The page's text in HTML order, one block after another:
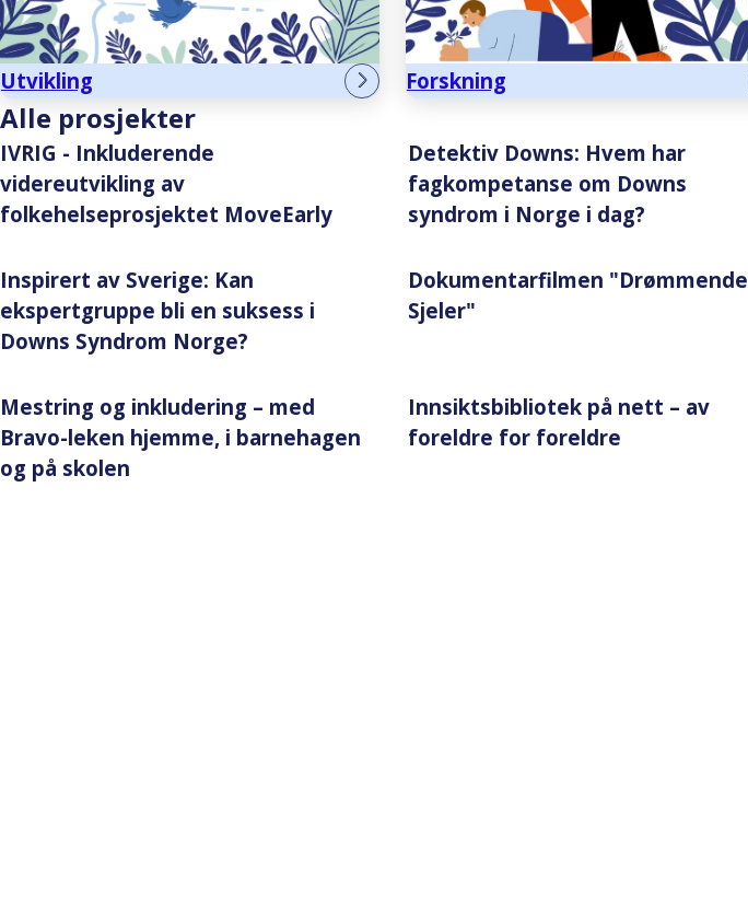
Utvikling Forskning
Alle prosjekter
IVRIG - Inkluderende
videreutvikling av
folkehelseprosjektet MoveEarly
Detektiv Downs: Hvem har
fagkompetanse om Downs
syndrom i Norge i dag?
Inspirert av Sverige: Kan
ekspertgruppe bli en suksess i
Downs Syndrom Norge?
Dokumentarfilmen "Drømmende
Sjeler"
Mestring og inkludering – med
Bravo-leken hjemme, i barnehagen
og på skolen
Innsiktsbibliotek på nett – av
foreldre for foreldre